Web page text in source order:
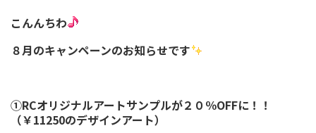
こんんちわ
８月のキャンペーンのお知らせです
①RCオリジナルアートサンプルが２０％OFFに！！
（￥11250のデザインアート）